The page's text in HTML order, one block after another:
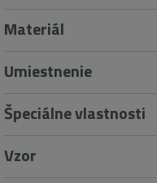
Materiál
Umiestnenie
Špeciálne vlastnosti
Vzor